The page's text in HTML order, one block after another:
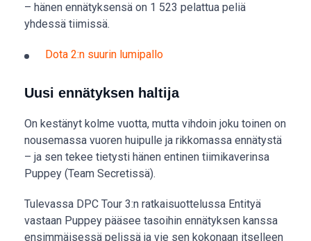
– hänen ennätyksensä on 1 523 pelattua peliä
yhdessä tiimissä.
Dota 2:n suurin lumipallo
Uusi ennätyksen haltija
On kestänyt kolme vuotta, mutta vihdoin joku toinen on
nousemassa vuoren huipulle ja rikkomassa ennätystä
– ja sen tekee tietysti hänen entinen tiimikaverinsa
Puppey (Team Secretissä).
Tulevassa DPC Tour 3:n ratkaisuottelussa Entityä
vastaan Puppey pääsee tasoihin ennätyksen kanssa
ensimmäisessä pelissä ja vie sen kokonaan itselleen